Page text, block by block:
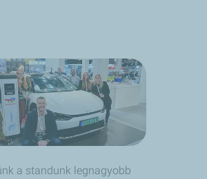
a standunk legnagyobb